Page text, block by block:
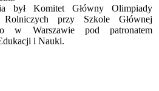
był Komitet Główny Olimpiady
przy Szkole Głównej
w Warszawie pod patronatem
i Nauki.